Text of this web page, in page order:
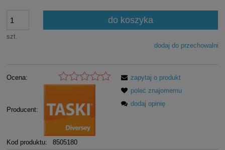
szt.
do koszyka
dodaj do przechowalni
Ocena:
Producent:
Kod produktu: 8505180
zapytaj o produkt
poleć znajomemu
dodaj opinię